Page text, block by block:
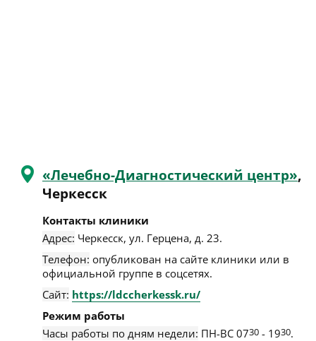
«Лечебно-Диагностический центр»,
Черкесск
Контакты клиники
Адрес: Черкесск, ул. Герцена, д. 23.
Телефон: опубликован на сайте клиники или в
официальной группе в соцсетях.
Сайт: https://ldccherkessk.ru/
Режим работы
Часы работы по дням недели: ПН-ВС 0730 - 1930.